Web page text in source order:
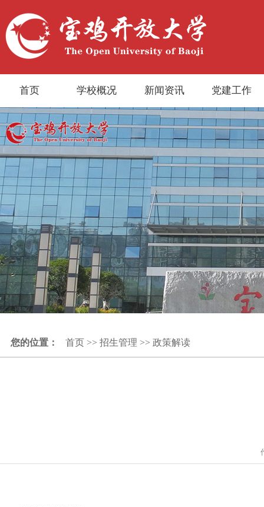
首页 学校概况 新闻资讯 党建工作
您的位置： 首页 >> 招生管理 >> 政策解读